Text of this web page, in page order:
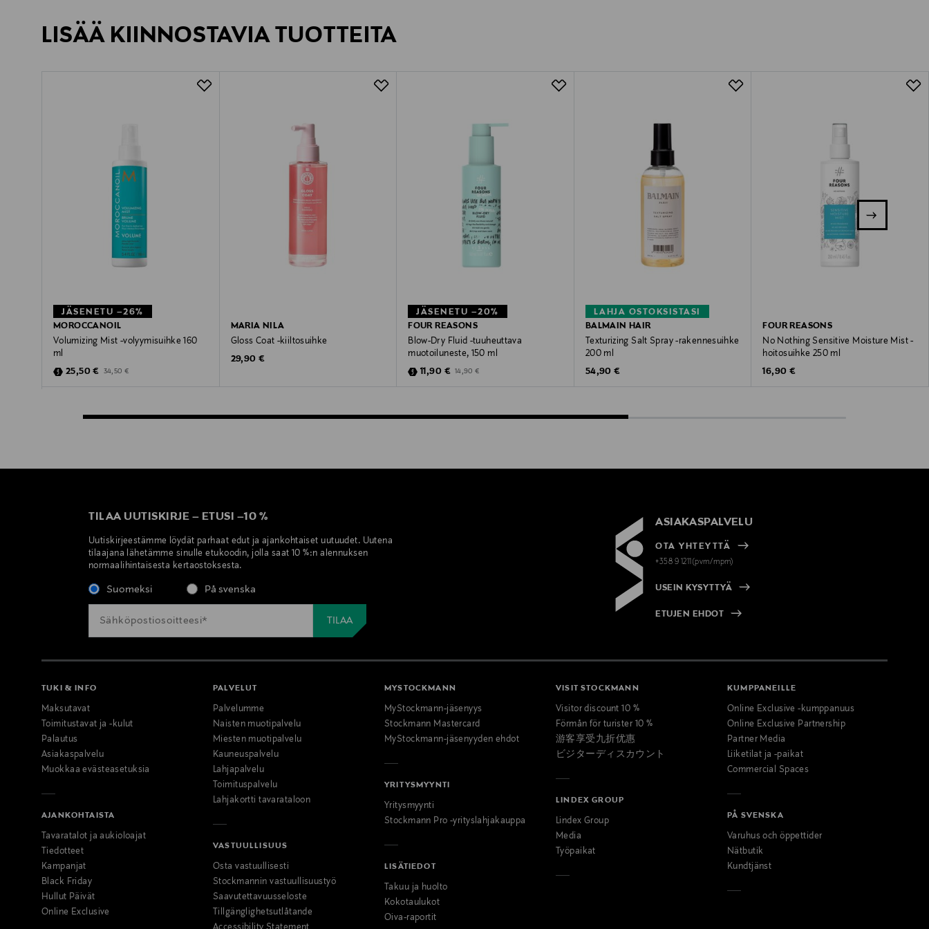
LISÄÄ KIINNOSTAVIA TUOTTEITA
JÄSENETU –26%
MOROCCANOIL
Volumizing Mist -volyymisuihke 160
ml
Discounted Price
25,50 € Original Price
34,50 €
MARIA NILA
Gloss Coat -kiiltosuihke
Original Price
29,90 €
JÄSENETU –20%
FOUR REASONS
Blow-Dry Fluid -tuuheuttava
muotoiluneste, 150 ml
Discounted Price
11,90 € Original Price
14,90 €
LAHJA OSTOKSISTASI
BALMAIN HAIR
Texturizing Salt Spray -rakennesuihke
200 ml
Original Price
54,90 €
FOUR REASONS
No Nothing Sensitive Moisture Mist -
hoitosuihke 250 ml
Original Price
16,90 €
TILAA UUTISKIRJE – ETUSI –10 %
Uutiskirjeestämme löydät parhaat edut ja ajankohtaiset uutuudet. Uutena
tilaajana lähetämme sinulle etukoodin, jolla saat 10 %:n alennuksen
normaalihintaisesta kertaostoksesta.
Suomeksi På svenska
ASIAKASPALVELU
OTA YHTEYTTÄ
+358 9 1211(pvm/mpm)
USEIN KYSYTTYÄ
ETUJEN EHDOT
TUKI & INFO
Maksutavat
Toimitustavat ja -kulut
Palautus
Asiakaspalvelu
Muokkaa evästeasetuksia
AJANKOHTAISTA
Tavaratalot ja aukioloajat
Tiedotteet
Kampanjat
Black Friday
Hullut Päivät
Online Exclusive
PALVELUT
Palvelumme
Naisten muotipalvelu
Miesten muotipalvelu
Kauneuspalvelu
Lahjapalvelu
Toimituspalvelu
Lahjakortti tavarataloon
VASTUULLISUUS
Osta vastuullisesti
Stockmannin vastuullisuustyö
Saavutettavuusseloste
Tillgänglighetsutlåtande
MYSTOCKMANN
MyStockmann-jäsenyys
Stockmann Mastercard
MyStockmann-jäsenyyden ehdot
YRITYSMYYNTI
Yritysmyynti
Stockmann Pro -yrityslahjakauppa
LISÄTIEDOT
Takuu ja huolto
Kokotaulukot
Oiva-raportit
VISIT STOCKMANN
Visitor discount 10 %
Förmån för turister 10 %
游客享受九折优惠
ビジターディスカウント
LINDEX GROUP
Lindex Group
Media
Työpaikat
KUMPPANEILLE
Online Exclusive -kumppanuus
Online Exclusive Partnership
Partner Media
Liiketilat ja -paikat
Commercial Spaces
PÅ SVENSKA
Varuhus och öppettider
Nätbutik
Kundtjänst